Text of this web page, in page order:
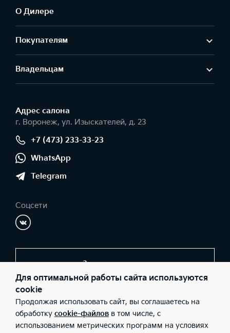
О Дилере
Покупателям
Владельцам
Адрес салонa
г. Воронеж, ул. Изыскателей, д. 23
+7 (473) 233-33-23
WhatsApp
Telegram
Соцсети
Заказать звонок
© 2026 Юридические лица ООО "СОКРАТ СПБ" (Фактический
адрес: г. Воронеж, ул. Изыскателей, д. 23; Телефон: +7 (473) 233-
33-23; ИНН: 3662075500; ОГРН: 1183668006873), ООО «Киа
Россия и СНГ» (Фактический адрес: г.Москва, Валовая 26;
Для оптимальной работы сайта используются
cookie
Продолжая использовать сайт, вы соглашаетесь на
обработку cookie-файлов в том числе, с
использованием метрических программ на условиях